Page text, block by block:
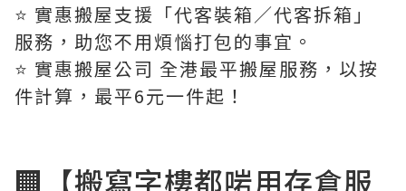
⭐️ 實惠搬屋支援「代客裝箱／代客拆箱」
服務，助您不用煩惱打包的事宜。
⭐️ 實惠搬屋公司 全港最平搬屋服務，以按
件計算，最平6元一件起！
🏢【搬寫字樓都啱用存倉服